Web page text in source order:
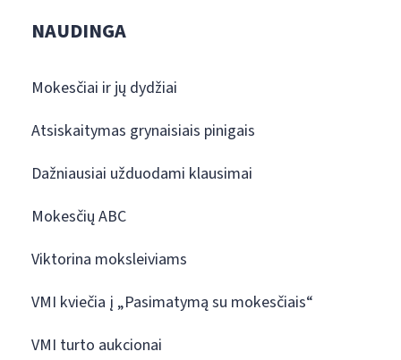
NAUDINGA
Mokesčiai ir jų dydžiai
Atsiskaitymas grynaisiais pinigais
Dažniausiai užduodami klausimai
Mokesčių ABC
Viktorina moksleiviams
VMI kviečia į „Pasimatymą su mokesčiais“
VMI turto aukcionai